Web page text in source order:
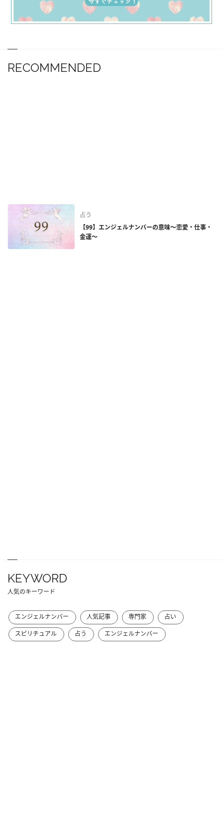
RECOMMENDED
占う
【99】エンジェルナンバーの意味～恋愛・仕事・
金運～
KEYWORD
人気のキーワード
エンジェルナンバー 人気記事 専門家
占い
スピリチュアル
占う エンジェルナンバー